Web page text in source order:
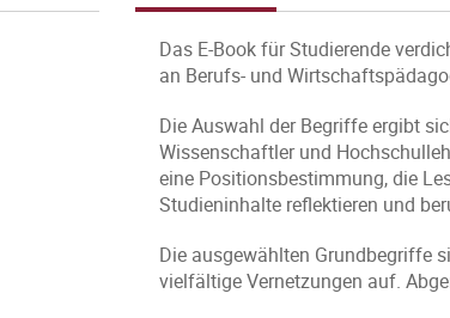
Das E-Book für Studierende
an Berufs- und
Die Auswahl der Begriffe ergibt
Wissenschaftler und
eine Positionsbestimmung, die
Studieninhalte reflektieren und
Die ausgewählten Grundbegriffe
vielfältige Vernetzungen auf.